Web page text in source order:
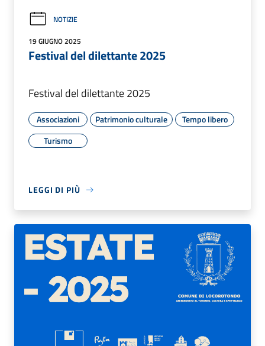
NOTIZIE
19 GIUGNO 2025
Festival del dilettante 2025
Festival del dilettante 2025
Associazioni Patrimonio culturale
Tempo libero
Turismo
LEGGI DI PIÙ